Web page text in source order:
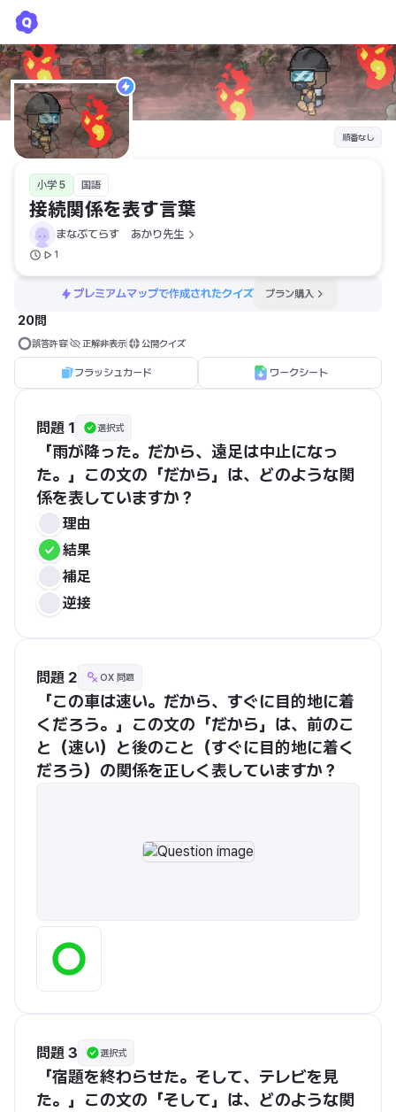
順番なし
小学 5 国語
接続関係を表す言葉
まなぶてらす　あかり先生
1
プレミアムマップで作成されたクイズ プラン購入
20問
誤答許容 正解非表示 公開クイズ
フラッシュカード ワークシート
問題 1 選択式
「雨が降った。だから、遠足は中止になっ
た。」この文の「だから」は、どのような関
係を表していますか？
理由
結果
補足
逆接
問題 2 OX 問題
「この車は速い。だから、すぐに目的地に着
くだろう。」この文の「だから」は、前のこ
と（速い）と後のこと（すぐに目的地に着く
だろう）の関係を正しく表していますか？
問題 3 選択式
「宿題を終わらせた。そして、テレビを見
た。」この文の「そして」は、どのような関